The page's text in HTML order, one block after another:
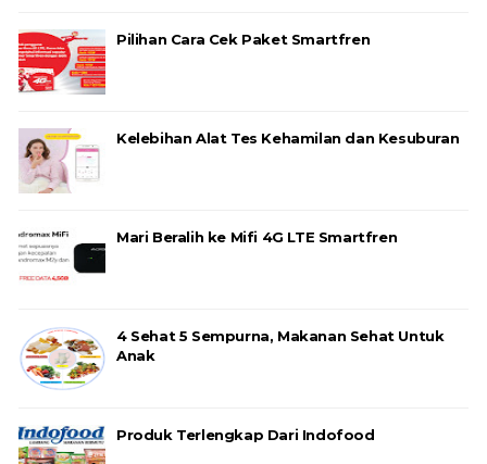
Pilihan Cara Cek Paket Smartfren
Kelebihan Alat Tes Kehamilan dan Kesuburan
Mari Beralih ke Mifi 4G LTE Smartfren
4 Sehat 5 Sempurna, Makanan Sehat Untuk
Anak
Produk Terlengkap Dari Indofood